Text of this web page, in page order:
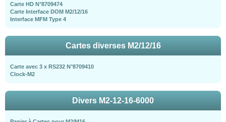
Carte HD N°8709474
Carte Interface DOM M2/12/16
Interface MFM Type 4
Cartes diverses M2/12/16
Carte avec 3 x RS232 N°8709410
Clock-M2
Divers M2-12-16-6000